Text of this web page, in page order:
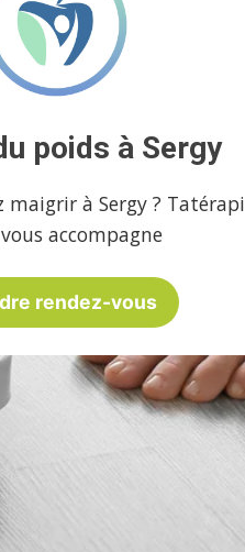
poids à Sergy
maigrir à Sergy ? Tatérapi
accompagne
rendez-vous